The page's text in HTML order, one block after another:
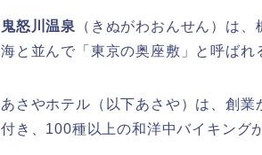
鬼怒川温泉
（きぬがわおんせん）は
海と並んで「東京の奥座敷」と呼ばれ
あさやホテル（以下あさや）は、創
付き、100種以上の和洋中バイキング